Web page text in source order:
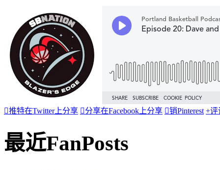
推特在Twitter上分享 分享在Facebook上分享 销Pinterest +评
最近FanPosts